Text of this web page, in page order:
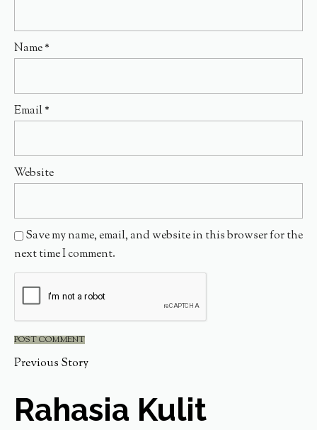
Name*
Email*
Website
Save my name, email, and website in this browser for the
next time I comment.
Previous Story
Rahasia Kulit